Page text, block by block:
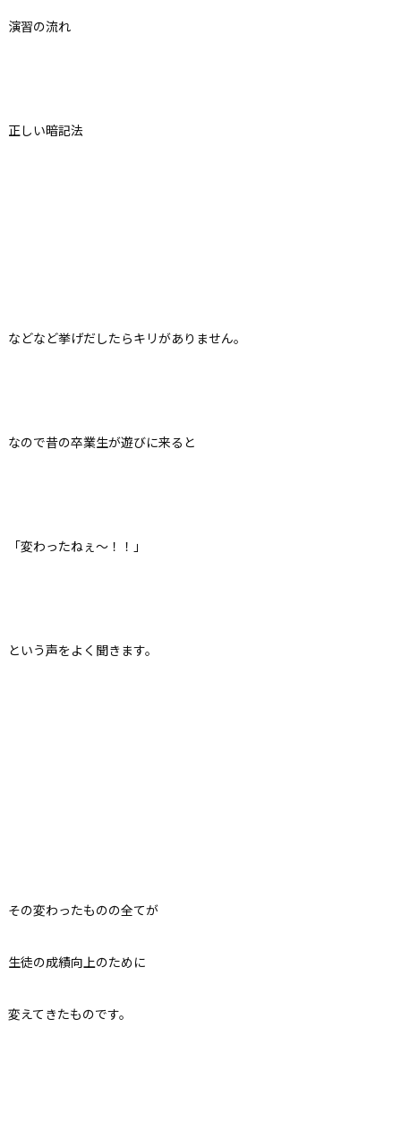
演習の流れ
正しい暗記法
などなど挙げだしたらキリがありません。
なので昔の卒業生が遊びに来ると
「変わったねぇ～！！」
という声をよく聞きます。
その変わったものの全てが
生徒の成績向上のために
変えてきたものです。